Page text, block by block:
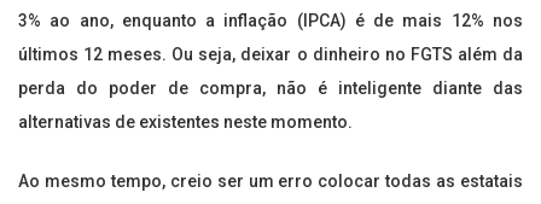
3% ao ano, enquanto a inflação (IPCA) é de mais 12% nos
últimos 12 meses. Ou seja, deixar o dinheiro no FGTS além da
perda do poder de compra, não é inteligente diante das
alternativas de existentes neste momento.
Ao mesmo tempo, creio ser um erro colocar todas as estatais